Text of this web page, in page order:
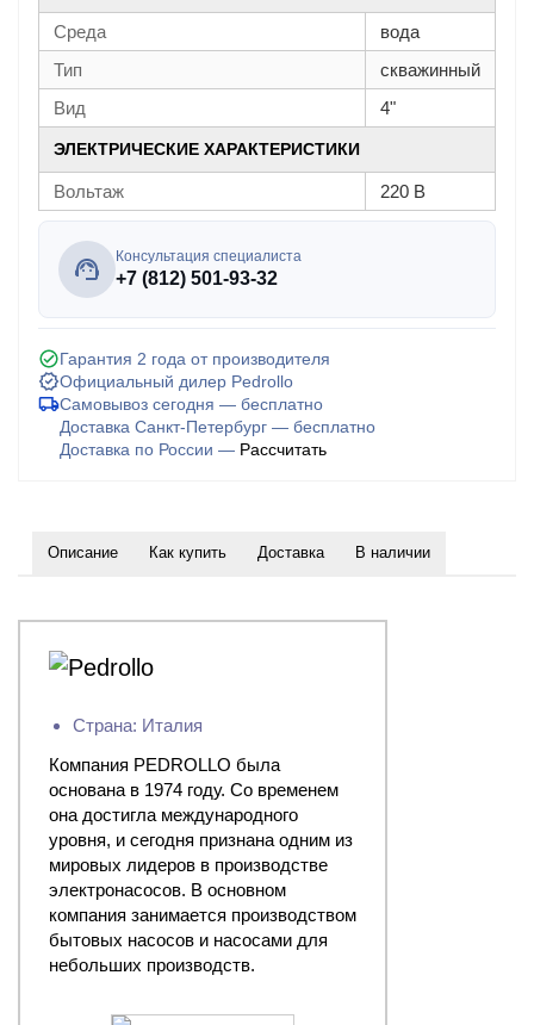
Среда
вода
Тип
скважинный
Вид
4"
ЭЛЕКТРИЧЕСКИЕ ХАРАКТЕРИСТИКИ
Вольтаж 220 В
Консультация специалиста
+7 (812) 501-93-32
Гарантия 2 года от производителя
Официальный дилер Pedrollo
Самовывоз сегодня — бесплатно
Доставка Санкт-Петербург — бесплатно
Доставка по России — Рассчитать
Описание Как купить Доставка В наличии
Страна: Италия
Компания PEDROLLO была
основана в 1974 году. Со временем
она достигла международного
уровня, и сегодня признана одним из
мировых лидеров в производстве
электронасосов. В основном
компания занимается производством
бытовых насосов и насосами для
небольших производств.